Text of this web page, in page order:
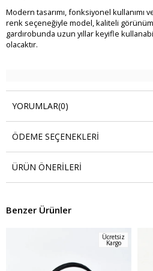
Modern tasarımı, fonksiyonel kullanımı
renk seçeneğiyle model, kaliteli görünüm
gardırobunda uzun yıllar keyifle
olacaktır.
YORUMLAR(0)
ÖDEME SEÇENEKLERI
ÜRÜN ÖNERILERI
Benzer Ürünler
Ücretsiz
Kargo